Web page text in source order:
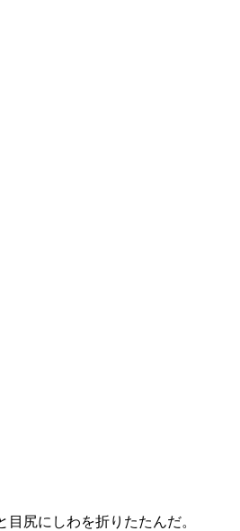
尻にしわを折りたたんだ。